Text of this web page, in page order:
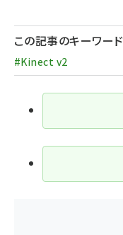
この記事のキーワード
#Kinect v2